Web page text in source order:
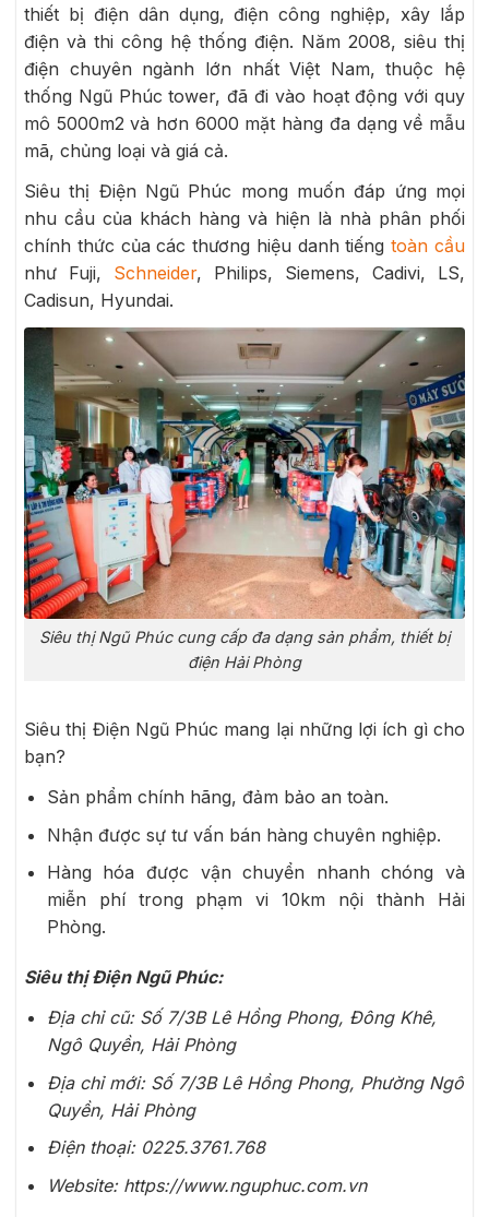
thiết bị điện dân dụng, điện công nghiệp, xây lắp
điện và thi công hệ thống điện. Năm 2008, siêu thị
điện chuyên ngành lớn nhất Việt Nam, thuộc hệ
thống Ngũ Phúc tower, đã đi vào hoạt động với quy
mô 5000m2 và hơn 6000 mặt hàng đa dạng về mẫu
mã, chủng loại và giá cả.
Siêu thị Điện Ngũ Phúc mong muốn đáp ứng mọi
nhu cầu của khách hàng và hiện là nhà phân phối
chính thức của các thương hiệu danh tiếngtoàn cầu
như Fuji, Schneider, Philips, Siemens, Cadivi, LS,
Cadisun, Hyundai.
Siêu thị Ngũ Phúc cung cấp đa dạng sản phẩm, thiết bị
điện Hải Phòng
Siêu thị Điện Ngũ Phúc mang lại những lợi ích gì cho
bạn?
Sản phẩm chính hãng, đảm bảo an toàn.
Nhận được sự tư vấn bán hàng chuyên nghiệp.
Hàng hóa được vận chuyển nhanh chóng và
miễn phí trong phạm vi 10km nội thành Hải
Phòng.
Siêu thị Điện Ngũ Phúc:
Địa chỉ cũ: Số 7/3B Lê Hồng Phong, Đông Khê,
Ngô Quyền, Hải Phòng
Địa chỉ mới: Số 7/3B Lê Hồng Phong, Phường Ngô
Quyền, Hải Phòng
Điện thoại: 0225.3761.768
Website: https://www.nguphuc.com.vn